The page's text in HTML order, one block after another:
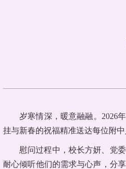
岁寒情深，暖意融融。2026
挂与新春的祝福精准送达每位附中
慰问过程中，校长方妍、党
耐心倾听他们的需求与心声，分